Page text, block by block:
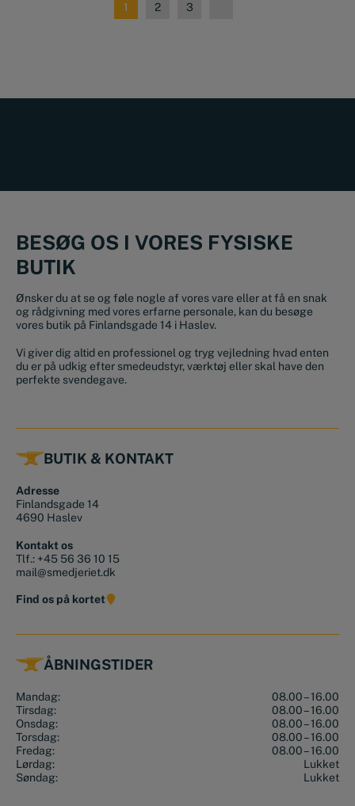
1 2 3
BESØG OS I VORES FYSISKE
BUTIK
Ønsker du at se og føle nogle af vores vare eller at få en snak
og rådgivning med vores erfarne personale, kan du besøge
vores butik på Finlandsgade 14 i Haslev.
Vi giver dig altid en professionel og tryg vejledning hvad enten
du er på udkig efter smedeudstyr, værktøj eller skal have den
perfekte svendegave.
BUTIK & KONTAKT
Adresse
Finlandsgade 14
4690 Haslev
Kontakt os
Tlf.: +45 56 36 10 15
mail@smedjeriet.dk
Find os på kortet
ÅBNINGSTIDER
Mandag:
08.00 – 16.00
Tirsdag:
08.00 – 16.00
Onsdag:
08.00 – 16.00
Torsdag:
08.00 – 16.00
Fredag:
08.00 – 16.00
Lørdag:
Lukket
Søndag:
Lukket